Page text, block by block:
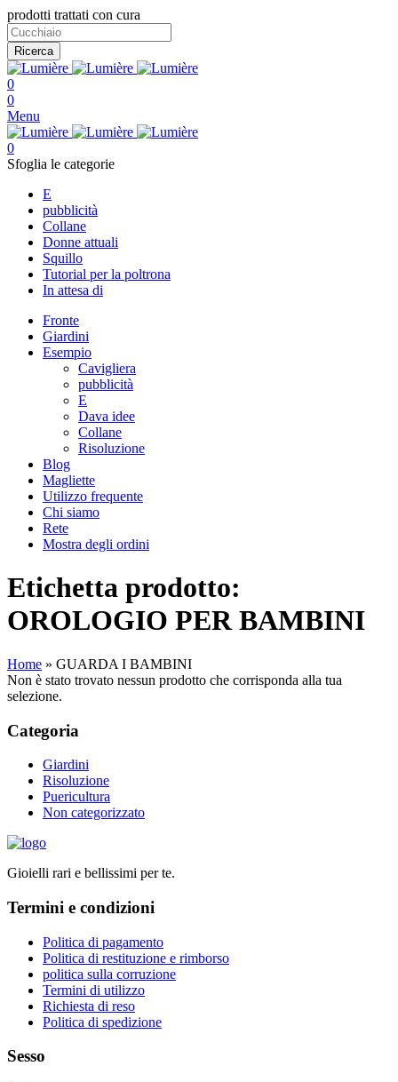
prodotti trattati con cura
Ricerca
0
0
Menu
0
Sfoglia le categorie
E
pubblicità
Collane
Donne attuali
Squillo
Tutorial per la poltrona
In attesa di
Fronte
Giardini
Esempio
Cavigliera
pubblicità
E
Dava idee
Collane
Risoluzione
Blog
Magliette
Utilizzo frequente
Chi siamo
Rete
Mostra degli ordini
Etichetta prodotto:
OROLOGIO PER BAMBINI
Home » GUARDA I BAMBINI
Non è stato trovato nessun prodotto che corrisponda alla tua
selezione.
Categoria
Giardini
Risoluzione
Puericultura
Non categorizzato
Gioielli rari e bellissimi per te.
Termini e condizioni
Politica di pagamento
Politica di restituzione e rimborso
politica sulla corruzione
Termini di utilizzo
Richiesta di reso
Politica di spedizione
Sesso